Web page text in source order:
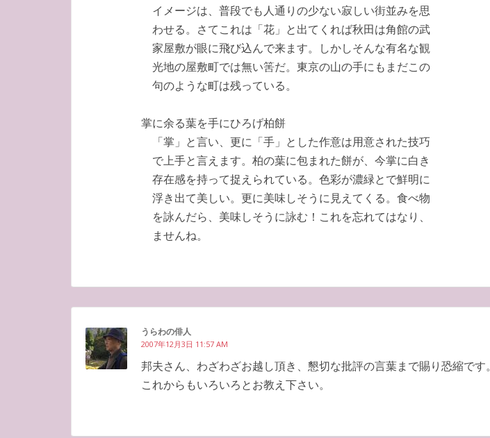
イメージは、普段でも人通りの少ない寂しい街並みを思
わせる。さてこれは「花」と出てくれば秋田は角館の武
家屋敷が眼に飛び込んで来ます。しかしそんな有名な観
光地の屋敷町では無い筈だ。東京の山の手にもまだこの
句のような町は残っている。
掌に余る葉を手にひろげ柏餅
「掌」と言い、更に「手」とした作意は用意された技巧
で上手と言えます。柏の葉に包まれた餅が、今掌に白き
存在感を持って捉えられている。色彩が濃緑とで鮮明に
浮き出て美しい。更に美味しそうに見えてくる。食べ物
を詠んだら、美味しそうに詠む！これを忘れてはなり、
ませんね。
うらわの俳人
2007年12月3日 11:57 AM
邦夫さん、わざわざお越し頂き、懇切な批評の言葉まで賜り恐縮です。
これからもいろいろとお教え下さい。